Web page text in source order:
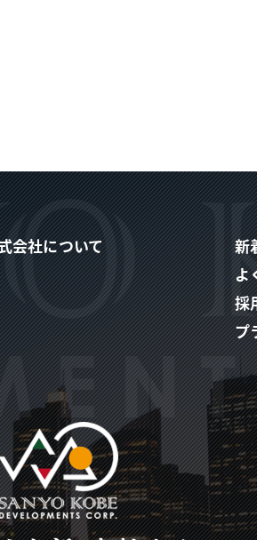
会社について
新
よ
採
プ